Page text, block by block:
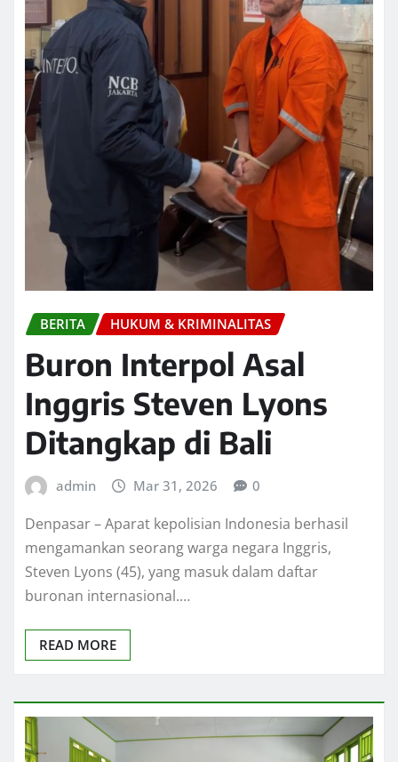
BERITA HUKUM & KRIMINALITAS
Buron Interpol Asal
Inggris Steven Lyons
Ditangkap di Bali
admin Mar 31, 2026 0
Denpasar – Aparat kepolisian Indonesia berhasil
mengamankan seorang warga negara Inggris,
Steven Lyons (45), yang masuk dalam daftar
buronan internasional.…
READ MORE